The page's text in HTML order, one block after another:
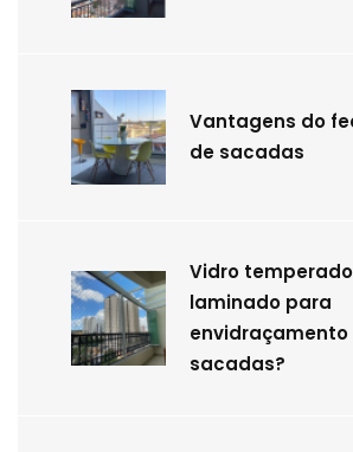
Vantagens do
de sacadas
Vidro
laminado para
envidraçamento
sacadas?